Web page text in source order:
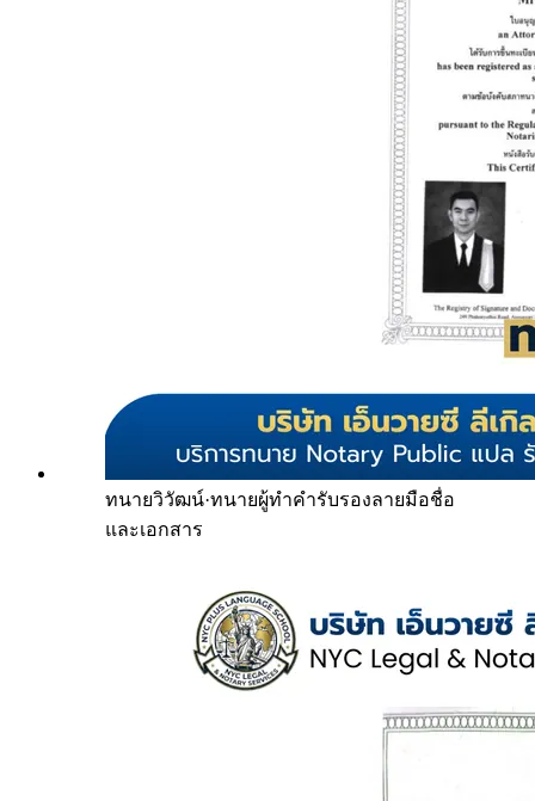
ทนายวิวัฒน์·ทนายผู้ทำคำรับรองลายมือชื่อ
และเอกสาร